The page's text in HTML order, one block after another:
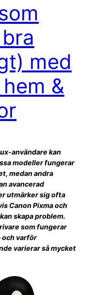
med
&
användare kan
modeller fungerar
medan andra
avancerad
utmärker sig ofta
Canon Pixma och
skapa problem.
som fungerar
och varför
varierar så mycket